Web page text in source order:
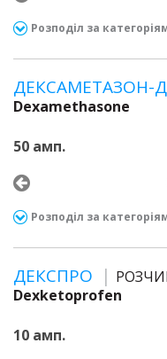
Розподіл за
ДЕКСАМЕТАЗОН-
Dexamethasone
50 амп.
Розподіл за
ДЕКСПРО
Dexketoprofen
10 амп.